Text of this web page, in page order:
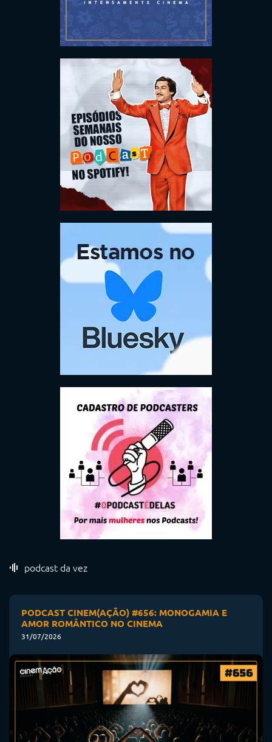
podcast da vez
PODCAST CINEM(AÇÃO) #656: MONOGAMIA E
AMOR ROMÂNTICO NO CINEMA
31/07/2026